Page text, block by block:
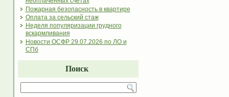
Пожарная безопасность в квартире
Оплата за сельский стаж
Неделя популяризации грудного
вскармливания
Новости ОСФР 29.07.2026 по ЛО и
СПб
Поиск